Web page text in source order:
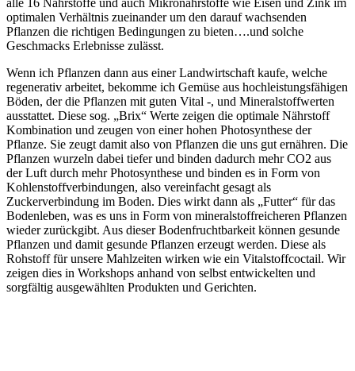
optimalen Verhältnis zueinander um den darauf wachsenden
Pflanzen die richtigen Bedingungen zu bieten….und solche
Geschmacks Erlebnisse zulässt.
Wenn ich Pflanzen dann aus einer Landwirtschaft kaufe, welche
regenerativ arbeitet, bekomme ich Gemüse aus hochleistungsfähigen
Böden, der die Pflanzen mit guten Vital -, und Mineralstoffwerten
ausstattet. Diese sog. „Brix“ Werte zeigen die optimale Nährstoff
Kombination und zeugen von einer hohen Photosynthese der
Pflanze. Sie zeugt damit also von Pflanzen die uns gut ernähren. Die
Pflanzen wurzeln dabei tiefer und binden dadurch mehr CO2 aus
der Luft durch mehr Photosynthese und binden es in Form von
Kohlenstoffverbindungen, also vereinfacht gesagt als
Zuckerverbindung im Boden. Dies wirkt dann als „Futter“ für das
Bodenleben, was es uns in Form von mineralstoffreicheren Pflanzen
wieder zurückgibt. Aus dieser Bodenfruchtbarkeit können gesunde
Pflanzen und damit gesunde Pflanzen erzeugt werden. Diese als
Rohstoff für unsere Mahlzeiten wirken wie ein Vitalstoffcoctail. Wir
zeigen dies in Workshops anhand von selbst entwickelten und
sorgfältig ausgewählten Produkten und Gerichten.